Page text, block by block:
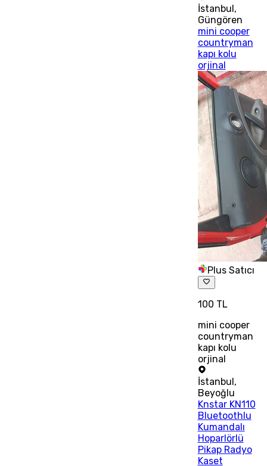
İstanbul,
Güngören
mini cooper
countryman
kapı kolu
orjinal
Plus Satıcı
100 TL
mini cooper
countryman
kapı kolu
orjinal
İstanbul ,
Beyoğlu
Knstar KN110
Bluetoothlu
Kumandalı
Hoparlörlü
Pikap Radyo
Kaset